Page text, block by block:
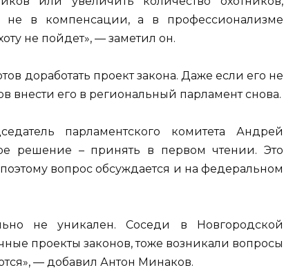
в компенсации, а в профессионализме
не пойдет», — заметил он.
доработать проект закона. Даже если его не
внести его в региональный парламент снова.
парламентского комитета Андрей
решение – принять в первом чтении. Это
вопрос обсуждается и на федеральном
не уникален. Соседи в Новгородской
проекты законов, тоже возникали вопросы
— добавил Антон Минаков.